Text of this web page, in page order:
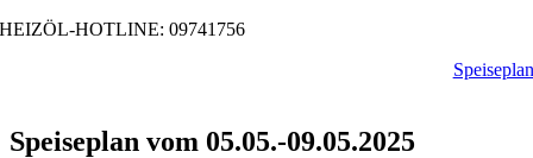
Zum
HEIZÖL-HOTLINE: 09741756
Speiseplan
Speiseplan vom 05.05.-09.05.2025